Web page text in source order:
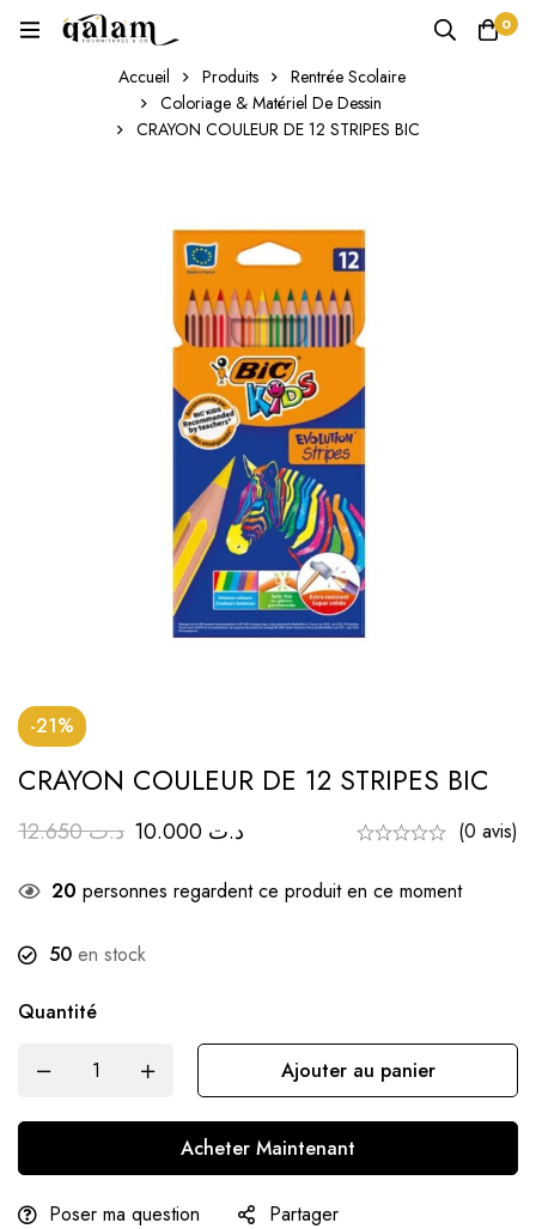
0
Accueil Produits
Rentrée Scolaire
Coloriage & Matériel De Dessin
CRAYON COULEUR DE 12 STRIPES BIC
-21%
CRAYON COULEUR DE 12 STRIPES BIC
د.ت12.650 د.ت (0 avis)
20 personnes regardent ce produit en ce moment
50 en stock
Quantité
Ajouter au panier
Acheter Maintenant
Poser ma question Partager